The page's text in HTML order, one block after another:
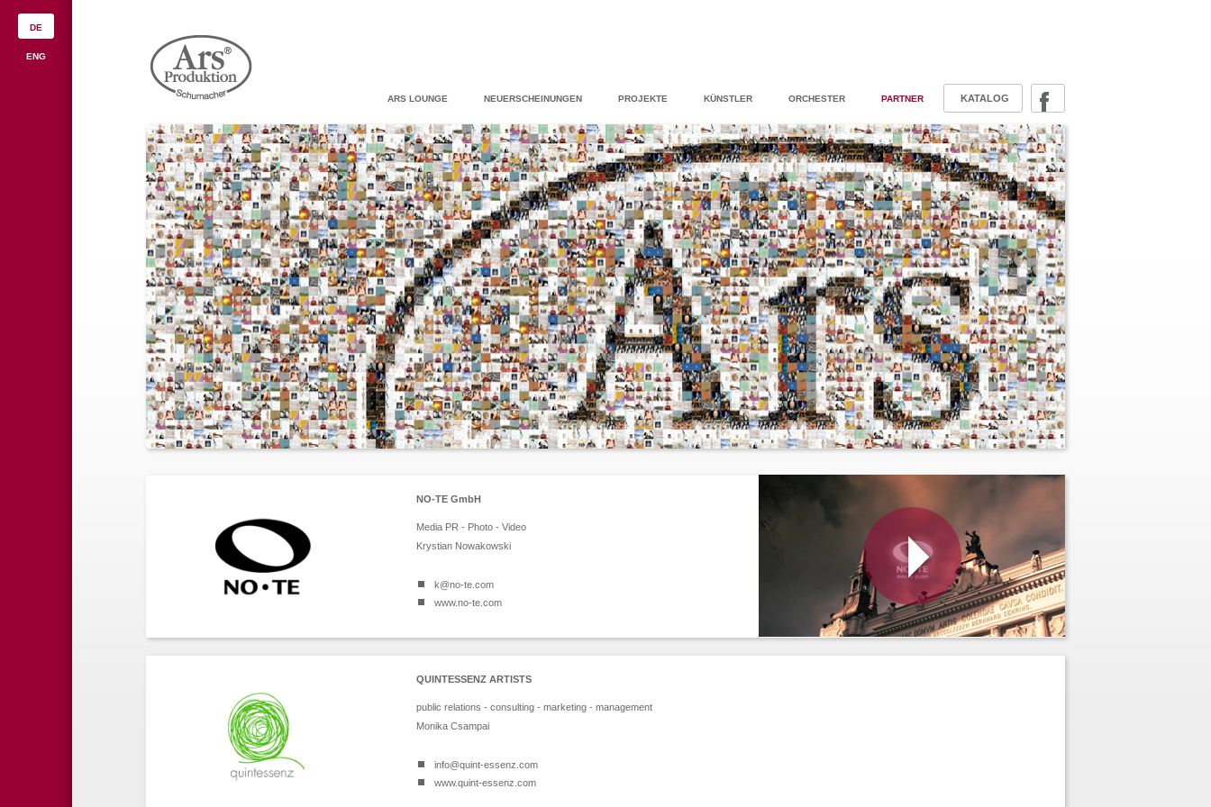
DE
ENG
ARS LOUNGE NEUERSCHEINUNGEN PROJEKTE KÜNSTLER ORCHESTER PARTNER KATALOG
NO-TE GmbH
Media PR - Photo - Video
Krystian Nowakowski
k@no-te.com
www.no-te.com
QUINTESSENZ ARTISTS
public relations - consulting - marketing - management
Monika Csampai
info@quint-essenz.com
www.quint-essenz.com